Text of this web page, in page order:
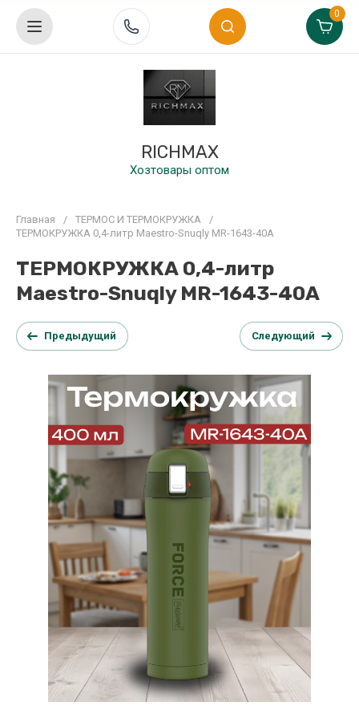
RICHMAX
Хозтовары оптом
0
Главная / ТЕРМОС И ТЕРМОКРУЖКА
/
ТЕРМОКРУЖКА 0,4-литр Maestro-Snuqly MR-1643-40A
ТЕРМОКРУЖКА 0,4-литр
Maestro-Snuqly MR-1643-40A
Предыдущий Следующий